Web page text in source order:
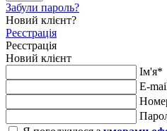
Забули пароль?
Новий клієнт?
Реєстрація
Реєстрація
Новий клієнт
Ім'я*
E-